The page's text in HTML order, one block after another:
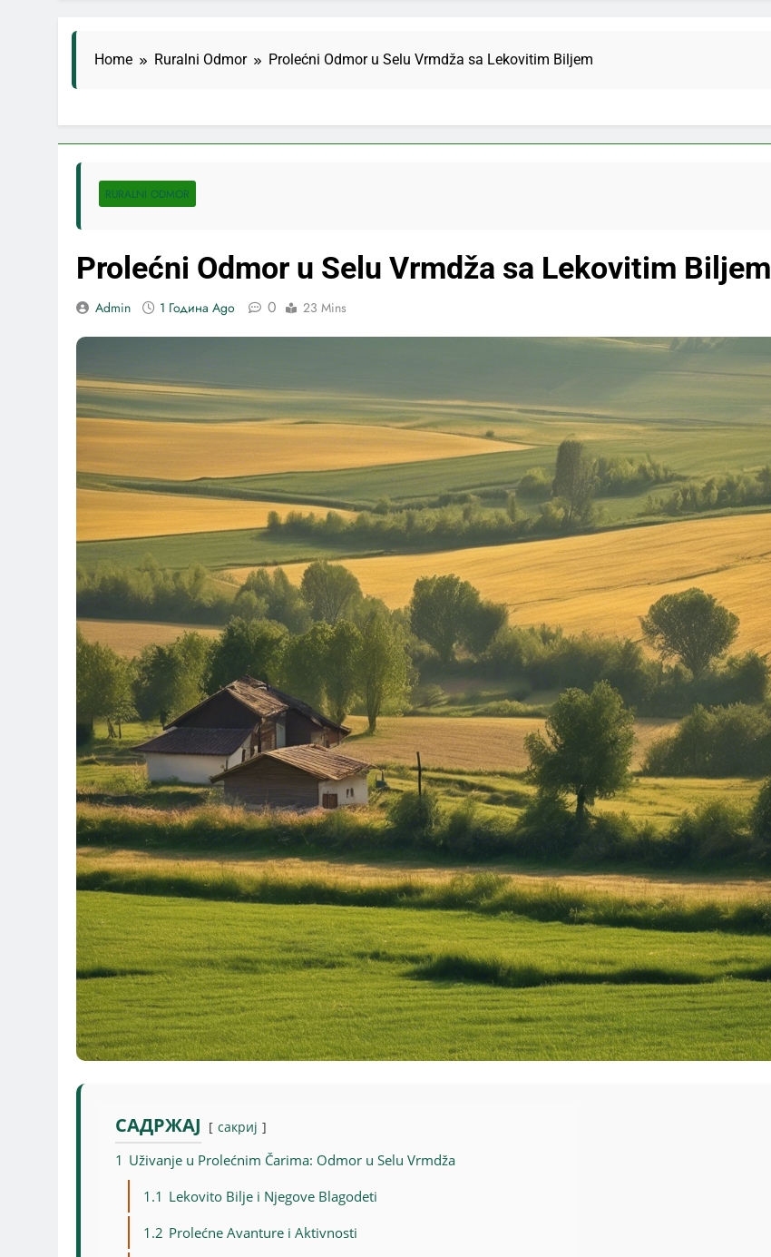
Home Ruralni Odmor Prolećni Odmor u Selu Vrmdža sa Lekovitim Biljem
RURALNI ODMOR
Prolećni Odmor u Selu Vrmdža sa Lekovitim Biljem
Admin 1 Година Ago 0 23 Mins
САДРЖАЈ сакриј
1 Uživanje u Prolećnim Čarima: Odmor u Selu Vrmdža
1.1 Lekovito Bilje i Njegove Blagodeti
1.2 Prolećne Avanture i Aktivnosti